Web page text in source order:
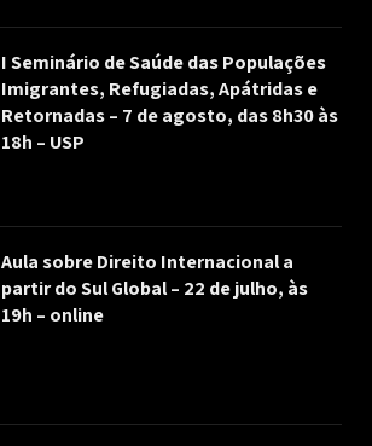
I Seminário de Saúde das Populações
Imigrantes, Refugiadas, Apátridas e
Retornadas – 7 de agosto, das 8h30 às
18h – USP
Aula sobre Direito Internacional a
partir do Sul Global – 22 de julho, às
19h – online